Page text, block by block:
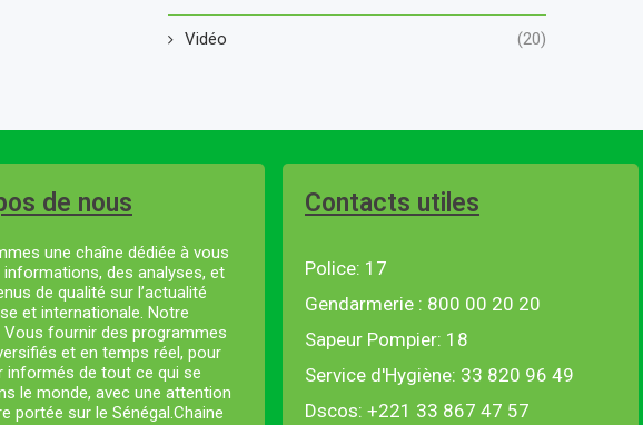
Vidéo (20)
de nous
une chaîne dédiée à vous
des analyses, et
de qualité sur l’actualité
et internationale. Notre
fournir des programmes
et en temps réel, pour
informés de tout ce qui se
le monde, avec une attention
portée sur le Sénégal.Chaine
Contacts utiles
Police: 17
Gendarmerie : 800 00 20 20
Sapeur Pompier: 18
Service d'Hygiène: 33 820 96 49
Dscos: +221 33 867 47 57